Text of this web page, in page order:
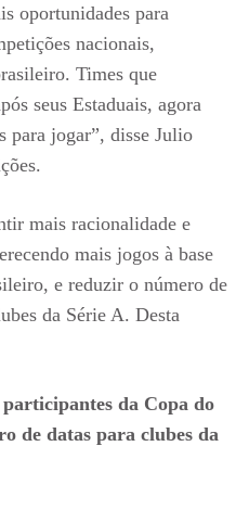
oportunidades para
nacionais,
Times que
seus Estaduais, agora
para jogar”, disse Julio
mais racionalidade e
mais jogos à base
e reduzir o número de
da Série A. Desta
da Copa do
de datas para clubes da